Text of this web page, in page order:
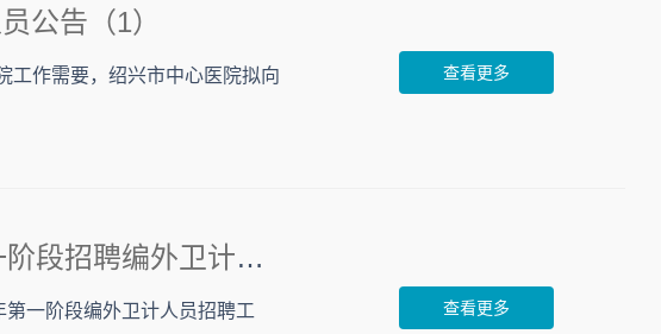
查看更多
公告（1）
工作需要，绍兴市中心医院拟向
查看更多
2019年绍兴市中心医院医医共体滨海分院第一阶段招聘编外卫计人员公告
一阶段编外卫计人员招聘工